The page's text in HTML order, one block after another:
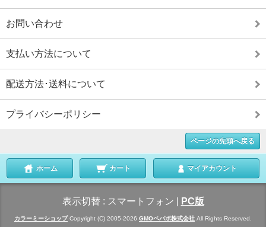
お問い合わせ
支払い方法について
配送方法･送料について
プライバシーポリシー
ページの先頭へ戻る
ホーム カート マイアカウント
表示切替 : スマートフォン PC版
カラーミーショップCopyright (C) 2005-2026 GMOペパボ株式会社 All Rights Reserved.